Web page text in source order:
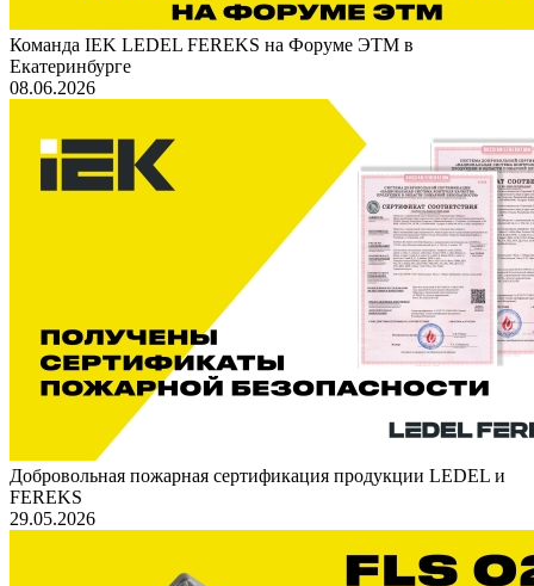
Команда IEK LEDEL FEREKS на Форуме ЭТМ в
Екатеринбурге
08.06.2026
Добровольная пожарная сертификация продукции LEDEL и
FEREKS
29.05.2026